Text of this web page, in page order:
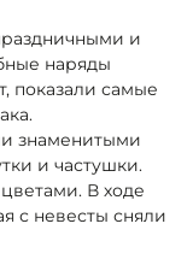
и
наряды
показали самые
знаменитыми
и частушки.
В ходе
с невесты сняли